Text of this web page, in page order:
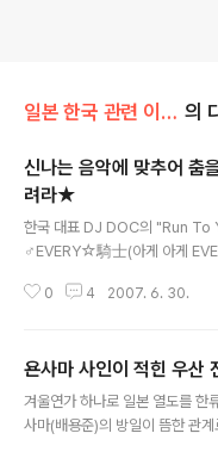
일본 한국 관련 이야기 의
신나는 음악에 맞추어
려라★
한국 대표 DJ DOC의 "Run
♂EVERY☆騎士(아게 아게
DJ OZMA" 이왕 흥겨운 풍악을
0 4 2007. 6. 30.
욘사마 사인이 적힌 우산
겨울연가 하나로 일본 열도를 한
사마(배용준)의 방일이 뜸한 관